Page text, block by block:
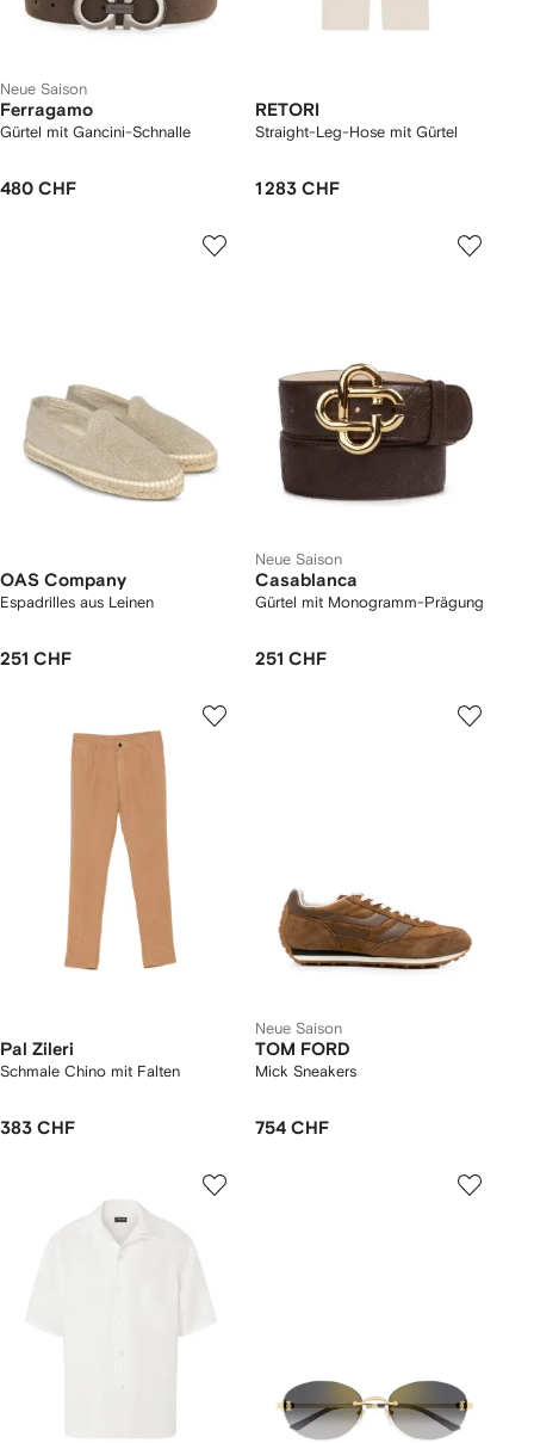
Neue Saison
Ferragamo
Gürtel mit Gancini-Schnalle
480 CHF
RETORI
Straight-Leg-Hose mit Gürtel
1 283 CHF
OAS Company
Espadrilles aus Leinen
251 CHF
Neue Saison
Casablanca
Gürtel mit Monogramm-Prägung
251 CHF
Pal Zileri
Schmale Chino mit Falten
383 CHF
Neue Saison
TOM FORD
Mick Sneakers
754 CHF